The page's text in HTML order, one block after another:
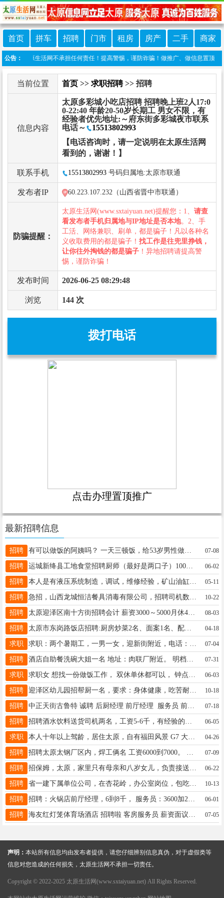
首页 拼车 招聘 门市 租房 房产 二手 商家
公告：
布，太原生活网不承担任何责任！提高警惕，谨防诈骗！做推广、做信息置顶！请
当前位置 首页 >> 求职招聘>> 招聘
信息内容
太原多彩城小吃店招聘 招聘晚上班2人17:0
0-22:40 年龄20-50岁长期工 男女不限，有
经验者优先地址:～府东街多彩城夜市联系
电话～
15513802993
【电话咨询时，请一定说明在太原生活网
看到的，谢谢！】
联系手机 15513802993 号码归属地:太原市联通
发布者IP 60.223.107.232（山西省晋中市联通）
防骗提醒：
太原生活网(www.sxtaiyuan.net)提醒您：1、 请查
看发布者手机归属地与IP地址是否本地。2、手
工活、网络兼职、刷单，都是骗子！凡以各种名
义收取费用的都是骗子！ 找工作是往兜里挣钱，
让你往外掏钱的都是骗子 ！异地招聘请提高警
惕，谨防诈骗！
发布时间 2026-06-25 08:29:48
浏览 144 次
拨打电话
点击办理置顶推广
最新招聘信息
招聘 有可以做饭的阿姨吗？ 一天三顿饭，给53岁男性做饭，帮忙简单收拾家，其他时间不占用，一个月2000。位置在九院东区，可以加我微信联系电话????13513626870 07-08
招聘 运城新绛县工地食堂招聘厨师（最好是两口子）100人左右的饭，大锅菜，三餐，川菜口味，工资面议13633455567 06-02
招聘 本人是有液压系统制造，调试，维修经验，矿山油缸内外壁修复的，想找一个需要我这种人的单位工作。有需要的老板可以联系我。电话18535126797 05-11
招聘 10-22
招聘 太原迎泽区南十方街招聘会计 薪资3000～5000月休4天会开车 15735211638 08-03
招聘 太原市东岗路饭店招聘:厨房炒菜2名、面案1名、配菜2名、凉菜1名、打荷1名、洗碗保洁2名、烧烤2名、服务员若干，薪资面议 联系电话:15536596928 04-18
求职 07-04
招聘 07-31
求职 06-03
招聘 迎泽区幼儿园招帮厨一名，要求：身体健康，吃苦耐劳。有意者电话联系：13834584241 10-18
招聘 中正天街古鲁特 诚聘 后厨经理 前厅经理 服务员 前台 后厨配菜员 洗碗工 联系方式13403469625 07-18
招聘 06-05
求职 本人十年以上驾龄，居住太原，自有福田风景 G7 大金杯一辆，吃苦耐劳，有责任心，可长短途拉货，送货，搬家等等，有需要的老板联系 15735518877，18334752328。 04-26
招聘 07-09
招聘 06-22
招聘 省一建下属单位公司，在杏花岭，办公室岗位，包吃包住，月薪3k，干的好了以后平均工资6k起～尽量是建筑类专业～联系方式13333415149 10-13
招聘 06-01
招聘 07-05
声明： 本站所有信息均由发布者提供，请您仔细辨别信息真伪，对于虚假类等
信息对您造成的任何损失，太原生活网不承担一切责任。
Copyright © 2022-2025 太原生活网(www.sxtaiyuan.net) All Rights Reserved.